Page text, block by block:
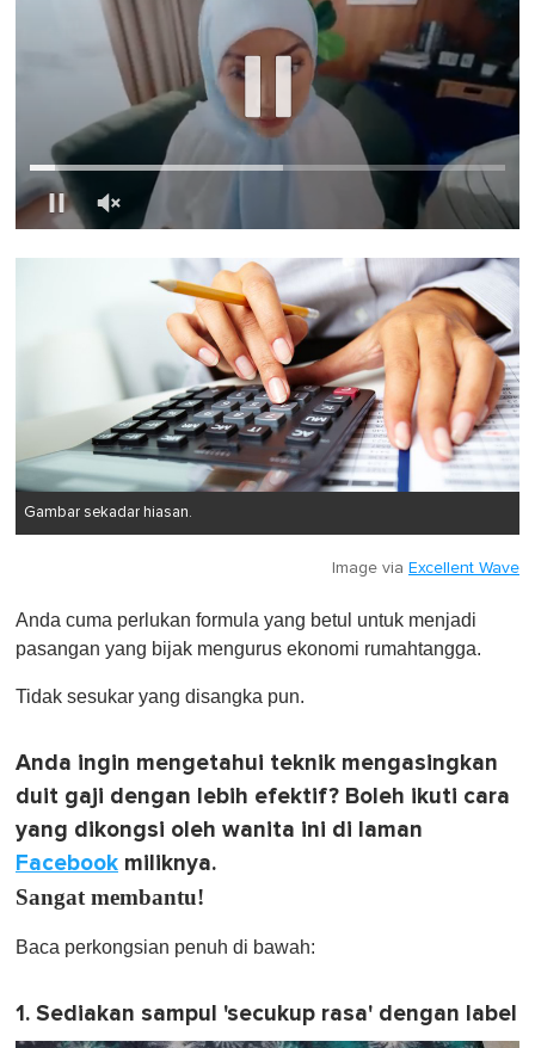
o
Gambar sekadar hiasan.
Image via Excellent Wave
Anda cuma perlukan formula yang betul untuk menjadi
pasangan yang bijak mengurus ekonomi rumahtangga.
Tidak sesukar yang disangka pun.
Anda ingin mengetahui teknik mengasingkan
duit gaji dengan lebih efektif? Boleh ikuti cara
yang dikongsi oleh wanita ini di laman
Facebook miliknya.
Sangat membantu!
Baca perkongsian penuh di bawah:
1. Sediakan sampul 'secukup rasa' dengan label